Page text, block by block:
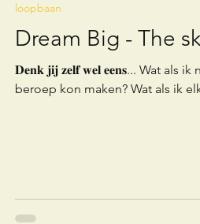
Dream Big - The
𝐃𝐞𝐧𝐤 𝐣𝐢𝐣 𝐳𝐞𝐥𝐟 𝐰𝐞𝐥 𝐞𝐞𝐧𝐬... Wat
beroep kon maken? Wat als ik
loopbaan